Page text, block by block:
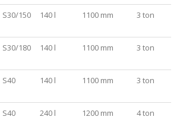
S30/150 140 l 1100 mm 3 ton
S30/180 140 l 1100 mm 3 ton
S40 140 l 1100 mm 3 ton
S40 240 l 1200 mm 4 ton